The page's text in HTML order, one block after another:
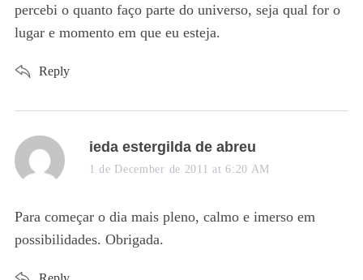
percebi o quanto faço parte do universo, seja qual for o
lugar e momento em que eu esteja.
Reply
s
a
s
:
ieda estergilda de abreu
1 de December de 2011 at 6:20 AM
Para começar o dia mais pleno, calmo e imerso em
possibilidades. Obrigada.